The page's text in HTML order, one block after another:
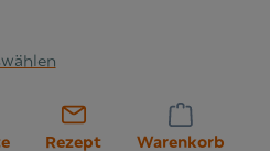
Rezept Warenkorb